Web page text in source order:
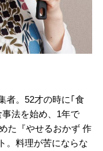
者。52才の時に｢食
法を始め、1年で
た『やせるおかず 作
。料理が苦にならな